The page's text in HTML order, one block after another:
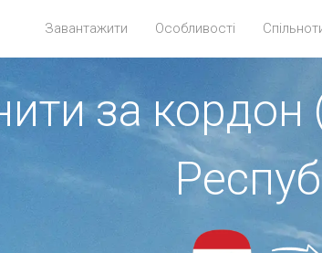
Завантажити Особливості
за кордон